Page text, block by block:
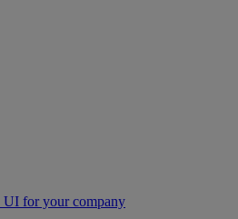
UI for your company